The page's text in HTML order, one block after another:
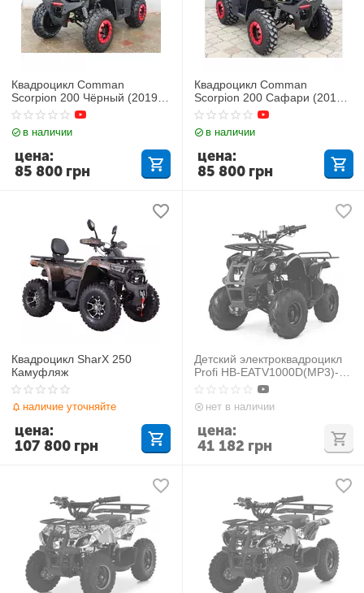
Квадроцикл Comman
Scorpion 200 Чёрный (2019
года)
в наличии
85 800 грн
цена:
Квадроцикл Comman
Scorpion 200 Сафари (2019
год)
в наличии
85 800 грн
цена:
Квадроцикл SharX 250
Камуфляж
наличие уточняйте
107 800 грн
цена:
Детский электроквадроцикл
Profi HB-EATV1000D(MP3)-2-
3
нет в наличии
41 182 грн
цена: